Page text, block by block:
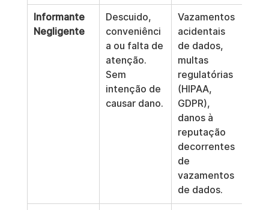
Informante
Negligente
Descuido,
conveniênci
a ou falta de
atenção.
Sem
intenção de
causar dano.
Vazamentos
acidentais
de dados,
multas
regulatórias
(HIPAA,
GDPR),
danos à
reputação
decorrentes
de
vazamentos
de dados.